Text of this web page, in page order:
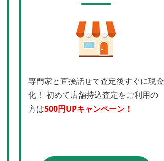
専門家と直接話せて査定後すぐに現金
化！ 初めて店舗持込査定をご利用の
方は500円UPキャンペーン！